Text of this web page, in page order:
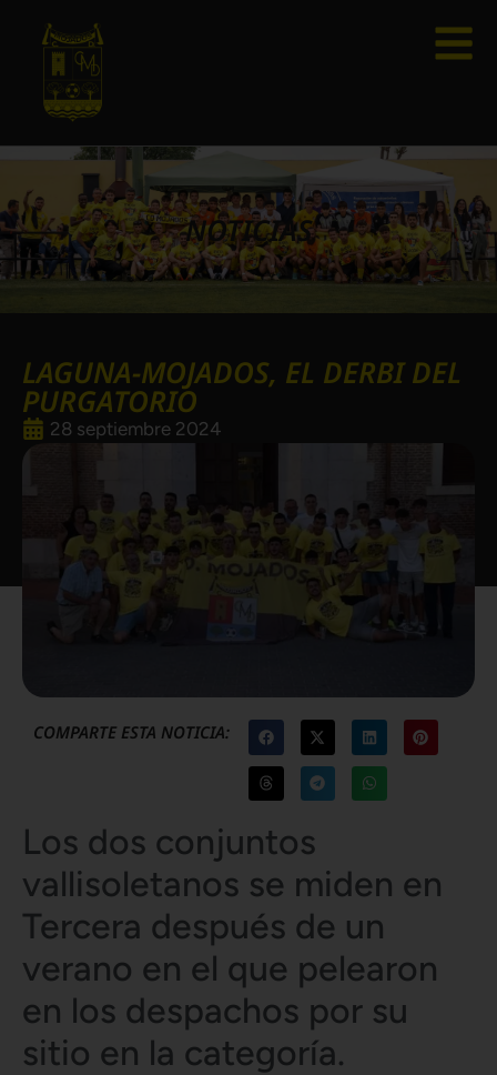
NOTICIAS
LAGUNA-MOJADOS, EL DERBI DEL
PURGATORIO
28 septiembre 2024
COMPARTE ESTA NOTICIA:
Los dos conjuntos
vallisoletanos se miden en
Tercera después de un
verano en el que pelearon
en los despachos por su
sitio en la categoría.